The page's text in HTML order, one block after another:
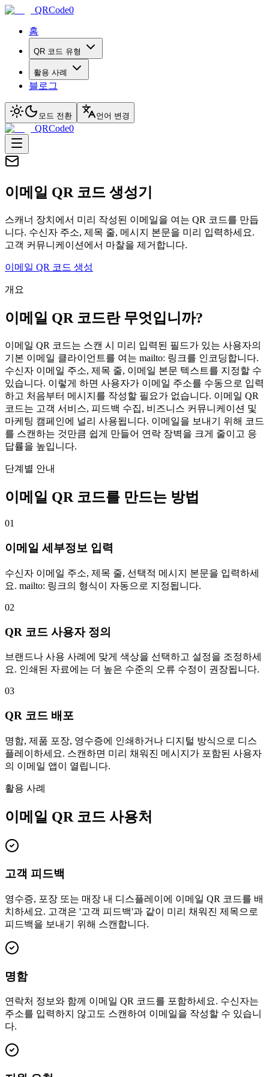
QRCode0
홈
QR 코드 유형
활용 사례
블로그
모드 전환 언어 변경
QRCode0
이메일 QR 코드 생성기
스캐너 장치에서 미리 작성된 이메일을 여는 QR 코드를 만듭
니다. 수신자 주소, 제목 줄, 메시지 본문을 미리 입력하세요.
고객 커뮤니케이션에서 마찰을 제거합니다.
이메일 QR 코드 생성
개요
이메일 QR 코드란 무엇입니까?
이메일 QR 코드는 스캔 시 미리 입력된 필드가 있는 사용자의
기본 이메일 클라이언트를 여는 mailto: 링크를 인코딩합니다.
수신자 이메일 주소, 제목 줄, 이메일 본문 텍스트를 지정할 수
있습니다. 이렇게 하면 사용자가 이메일 주소를 수동으로 입력
하고 처음부터 메시지를 작성할 필요가 없습니다. 이메일 QR
코드는 고객 서비스, 피드백 수집, 비즈니스 커뮤니케이션 및
마케팅 캠페인에 널리 사용됩니다. 이메일을 보내기 위해 코드
를 스캔하는 것만큼 쉽게 만들어 연락 장벽을 크게 줄이고 응
답률을 높입니다.
단계별 안내
이메일 QR 코드를 만드는 방법
01
이메일 세부정보 입력
수신자 이메일 주소, 제목 줄, 선택적 메시지 본문을 입력하세
요. mailto: 링크의 형식이 자동으로 지정됩니다.
02
QR 코드 사용자 정의
브랜드나 사용 사례에 맞게 색상을 선택하고 설정을 조정하세
요. 인쇄된 자료에는 더 높은 수준의 오류 수정이 권장됩니다.
03
QR 코드 배포
명함, 제품 포장, 영수증에 인쇄하거나 디지털 방식으로 디스
플레이하세요. 스캔하면 미리 채워진 메시지가 포함된 사용자
의 이메일 앱이 열립니다.
활용 사례
이메일 QR 코드 사용처
고객 피드백
영수증, 포장 또는 매장 내 디스플레이에 이메일 QR 코드를 배
치하세요. 고객은 '고객 피드백'과 같이 미리 채워진 제목으로
피드백을 보내기 위해 스캔합니다.
명함
연락처 정보와 함께 이메일 QR 코드를 포함하세요. 수신자는
주소를 입력하지 않고도 스캔하여 이메일을 작성할 수 있습니
다.